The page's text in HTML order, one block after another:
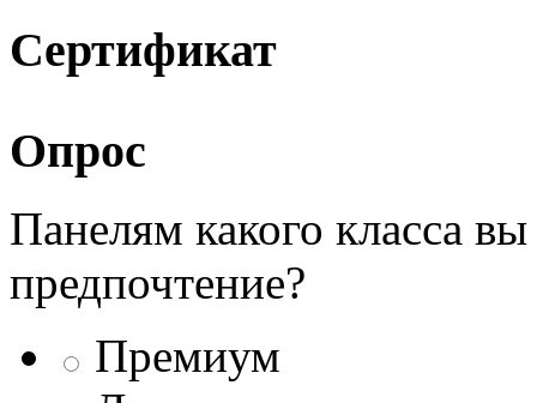
Сертификат
Опрос
Панелям какого класса
предпочтение?
Премиум